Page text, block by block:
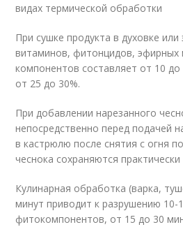
видах термической обработки
При сушке продукта в духовке
витаминов, фитонцидов, эфирных
компонентов составляет от 10
от 25 до 30%.
При добавлении нарезанного
непосредственно перед подачей
в кастрюлю после снятия с огня
чеснока сохраняются
Кулинарная обработка (варка,
минут приводит к разрушению 10-
фитокомпонентов, от 15 до 30